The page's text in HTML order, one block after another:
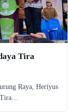
Tira
Raya, Heriyus
Tira…